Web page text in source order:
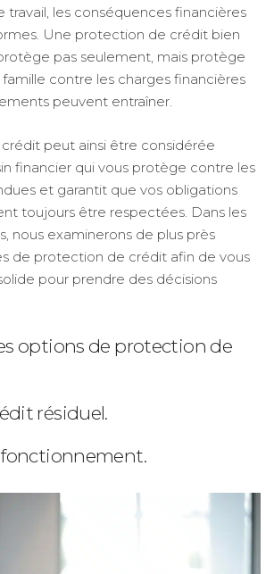
les conséquences financières
Une protection de crédit bien
pas seulement, mais protège
contre les charges financières
peuvent entraîner.
peut ainsi être considérée
financier qui vous protège contre les
et garantit que vos obligations
toujours être respectées. Dans les
nous examinerons de plus près
de protection de crédit afin de vous
pour prendre des décisions
options de protection de
résiduel.